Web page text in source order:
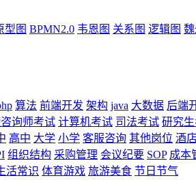
型图 BPMN2.0 韦恩图 关系图 逻辑图
算法 前端开发 架构 java 大数据 后端
询师考试 计算机考试 司法考试 研究
高中 大学 小学 客服咨询 其他岗位 酒
组织结构 采购管理 会议纪要 SOP 成本
活常识 体育游戏 旅游美食 节日节气